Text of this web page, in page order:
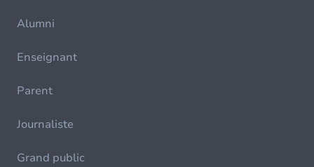
Alumni
Enseignant
Parent
Journaliste
Grand public